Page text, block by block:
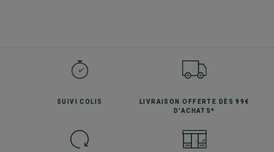
SUIVICOLIS LIVRAISON OFFERTE
DÈS 99€
D'ACHATS*